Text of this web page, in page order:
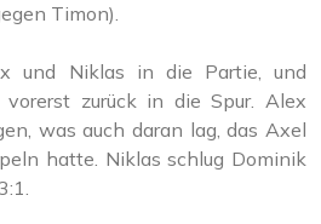
Timon).
und Niklas in die Partie, und
zurück in die Spur. Alex
was auch daran lag, das Axel
hatte. Niklas schlug Dominik